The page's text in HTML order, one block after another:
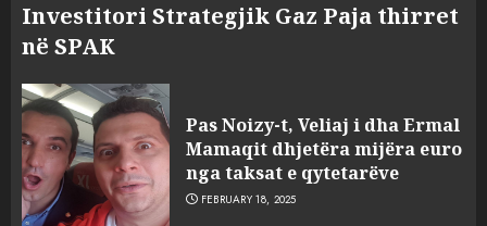
Investitori Strategjik Gaz Paja thirret
në SPAK
Pas Noizy-t, Veliaj i dha Ermal
Mamaqit dhjetëra mijëra euro
nga taksat e qytetarëve
FEBRUARY 18, 2025